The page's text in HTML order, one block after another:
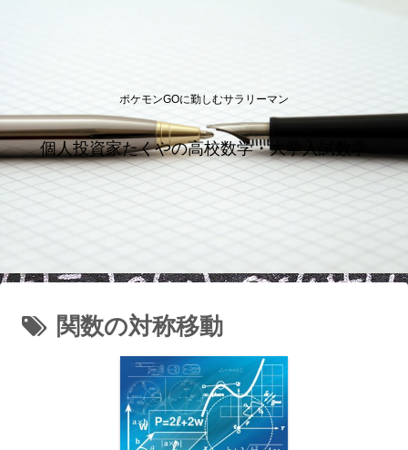
ポケモンGOに勤しむサラリーマン
個人投資家たくやの高校数学・大学入試数学
関数の対称移動